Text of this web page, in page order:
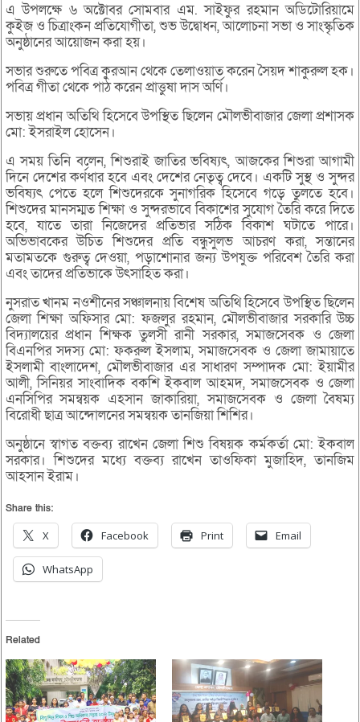
এ উপলক্ষে ৬ অক্টোবর সোমবার এম. সাইফুর রহমান অডিটোরিয়ামে
কুইজ ও চিত্রাংকন প্রতিযোগীতা, শুভ উদ্বোধন, আলোচনা সভা ও সাংস্কৃতিক
অনুষ্ঠানের আয়োজন করা হয়।
সভার শুরুতে পবিত্র কুরআন থেকে তেলাওয়াত করেন সৈয়দ শাকুরুল হক।
পবিত্র গীতা থেকে পাঠ করেন প্রাত্তুষা দাস অর্ণি।
সভায় প্রধান অতিথি হিসেবে উপস্থিত ছিলেন মৌলভীবাজার জেলা প্রশাসক
মো: ইসরাইল হোসেন।
এ সময় তিনি বলেন, শিশুরাই জাতির ভবিষ্যৎ, আজকের শিশুরা আগামী
দিনে দেশের কর্ণধার হবে এবং দেশের নেতৃত্ব দেবে। একটি সুস্থ ও সুন্দর
ভবিষ্যৎ পেতে হলে শিশুদেরকে সুনাগরিক হিসেবে গড়ে তুলতে হবে।
শিশুদের মানসম্মত শিক্ষা ও সুন্দরভাবে বিকাশের সুযোগ তৈরি করে দিতে
হবে, যাতে তারা নিজেদের প্রতিভার সঠিক বিকাশ ঘটাতে পারে।
অভিভাবকের উচিত শিশুদের প্রতি বন্ধুসুলভ আচরণ করা, সন্তানের
মতামতকে গুরুত্ব দেওয়া, পড়াশোনার জন্য উপযুক্ত পরিবেশ তৈরি করা
এবং তাদের প্রতিভাকে উৎসাহিত করা।
নুসরাত খানম নওশীনের সঞ্চালনায় বিশেষ অতিথি হিসেবে উপস্থিত ছিলেন
জেলা শিক্ষা অফিসার মো: ফজলুর রহমান, মৌলভীবাজার সরকারি উচ্চ
বিদ্যালয়ের প্রধান শিক্ষক তুলসী রানী সরকার, সমাজসেবক ও জেলা
বিএনপির সদস্য মো: ফকরুল ইসলাম, সমাজসেবক ও জেলা জামায়াতে
ইসলামী বাংলাদেশ, মৌলভীবাজার এর সাধারণ সম্পাদক মো: ইয়ামীর
আলী, সিনিয়র সাংবাদিক বকশি ইকবাল আহমদ, সমাজসেবক ও জেলা
এনসিপির সমন্বয়ক এহসান জাকারিয়া, সমাজসেবক ও জেলা বৈষম্য
বিরোধী ছাত্র আন্দোলনের সমন্বয়ক তানজিয়া শিশির।
অনুষ্ঠানে স্বাগত বক্তব্য রাখেন জেলা শিশু বিষয়ক কর্মকর্তা মো: ইকবাল
সরকার। শিশুদের মধ্যে বক্তব্য রাখেন তাওফিকা মুজাহিদ, তানজিম
আহসান ইরাম।
Share this:
X Facebook Print Email
WhatsApp
Related